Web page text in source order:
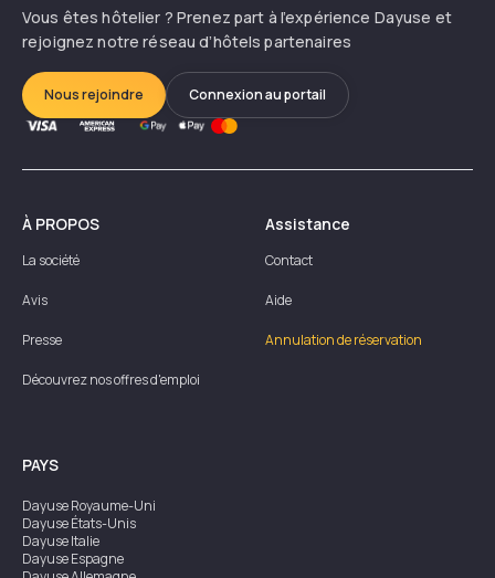
Vous êtes hôtelier ? Prenez part à l’expérience Dayuse et
rejoignez notre réseau d’hôtels partenaires
Nous rejoindre Connexion au portail
À PROPOS
La société
Avis
Presse
Découvrez nos offres d'emploi
Assistance
Contact
Aide
Annulation de réservation
PAYS
DayuseRoyaume-Uni
DayuseÉtats-Unis
DayuseItalie
DayuseEspagne